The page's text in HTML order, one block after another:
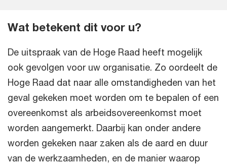
Wat betekent dit voor u?
De uitspraak van de Hoge Raad heeft mogelijk
ook gevolgen voor uw organisatie. Zo oordeelt de
Hoge Raad dat naar alle omstandigheden van het
geval gekeken moet worden om te bepalen of een
overeenkomst als arbeidsovereenkomst moet
worden aangemerkt. Daarbij kan onder andere
worden gekeken naar zaken als de aard en duur
van de werkzaamheden, en de manier waarop